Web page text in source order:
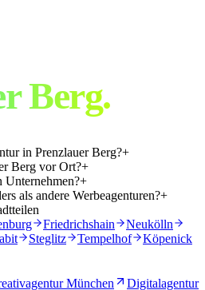
Berg.
in Prenzlauer Berg?+
Berg vor Ort?+
Unternehmen?+
als andere Werbeagenturen?+
Friedrichshain
Neukölln
Steglitz Tempelhof
Köpenick
München
Digitalagentur